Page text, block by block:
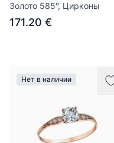
Золото 585°, Цирконы
171.20 €
Нет в наличии